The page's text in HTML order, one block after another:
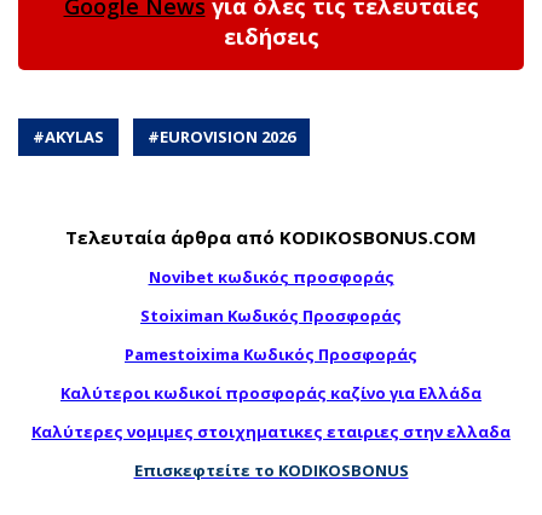
Google News για όλες τις τελευταίες
ειδήσεις
#AKYLAS #EUROVISION 2026
Τελευταία άρθρα από KODIKOSBONUS.COM
Novibet κωδικός προσφοράς
Stoiximan Κωδικός Προσφοράς
Pamestoixima Κωδικός Προσφοράς
Καλύτεροι κωδικοί προσφοράς καζίνο για Ελλάδα
Καλύτερες νομιμες στοιχηματικες εταιριες στην ελλαδα
Επισκεφτείτε το KODIKOSBONUS